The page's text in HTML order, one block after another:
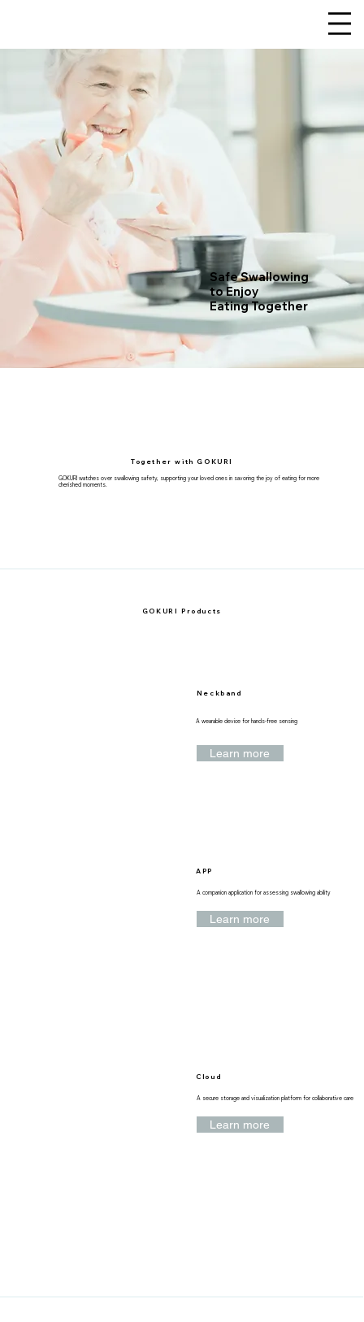
Together with GOKURI
GOKURI watches over swallowing safety, supporting your loved ones in savoring the joy of eating for more
cherished moments.
GOKURI Products
Neckband
A wearable device for hands-free sensing
Learn more
APP
A companion application for assessing swallowing ability
Learn more
Cloud
A secure storage and visualization platform for collaborative care
Learn more
Safe Swallowing
to Enjoy
Eating Together